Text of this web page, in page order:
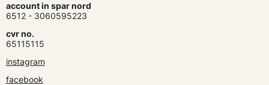
account in spar nord
6512 - 3060595223
cvr no.
65115115
instagram
facebook